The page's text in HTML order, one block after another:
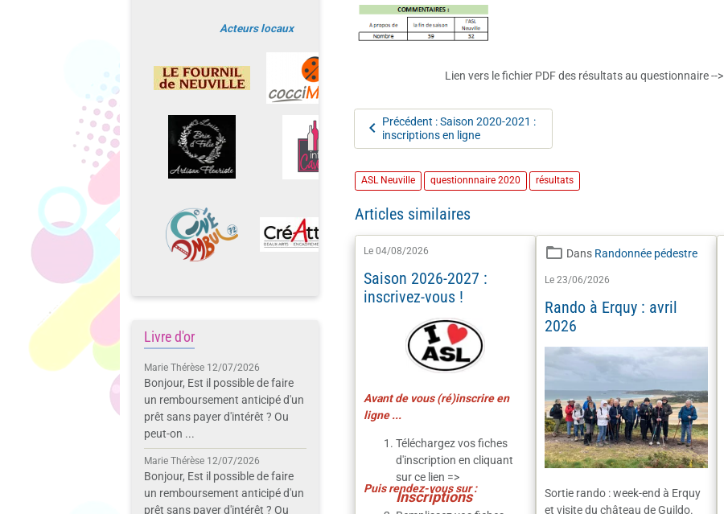
Lien vers le fichier PDF des résultats au questionnaire -->
Précédent : Saison 2020-2021 :
inscriptions en ligne
ASL Neuville questionnnaire 2020 résultats
Articles similaires
Le 04/08/2026
Saison 2026-2027 :
inscrivez-vous !
Avant de vous (ré)inscrire en
ligne ...
Téléchargez vos fiches
d'inscription en cliquant
sur ce lien =>
Inscriptions
Puis rendez-vous sur :
Dans Randonnée pédestre
Le 23/06/2026
Rando à Erquy : avril
2026
Sortie rando : week-end à Erquy
et visite du château de Guildo.
Acteurs locaux
Livre d'or
Marie Thérèse 12/07/2026
Bonjour, Est il possible de faire
un remboursement anticipé d'un
prêt sans payer d'intérêt ? Ou
peut-on ...
Marie Thérèse 12/07/2026
Bonjour, Est il possible de faire
un remboursement anticipé d'un
prêt sans payer d'intérêt ? Ou